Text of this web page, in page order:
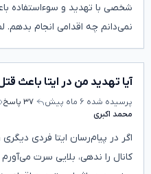
شخصی با تهدید و سوءاستفاده
نمی‌دانم چه اقدامی انجام بدهم.
آیا تهدید من در ایتا
پرسیده شده ۶ ماه پیش ۳۷ پاسخ
محمد اکبری
اگر در پیام‌رسان ایتا فردی
کانال را ندهی، بلایی سرت